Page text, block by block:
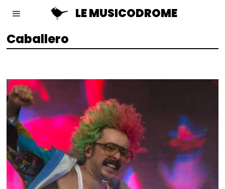
LE MUSICODROME
Caballero